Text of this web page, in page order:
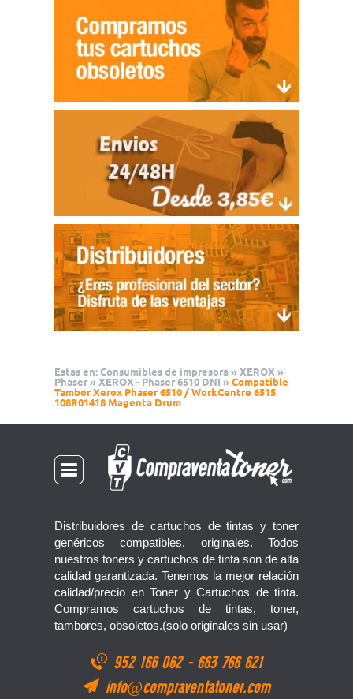
Estas en: Consumibles de impresora » XEROX »
Phaser » XEROX - Phaser 6510 DNI » Compatible
Tambor Xerox Phaser 6510 / WorkCentre 6515
108R01418 Magenta Drum
Distribuidores de cartuchos de tintas y toner
genéricos compatibles, originales. Todos
nuestros toners y cartuchos de tinta son de alta
calidad garantizada. Tenemos la mejor relación
calidad/precio en Toner y Cartuchos de tinta.
Compramos cartuchos de tintas, toner,
tambores, obsoletos.(solo originales sin usar)
952 166 062 - 663 766 621
info@compraventatoner.com